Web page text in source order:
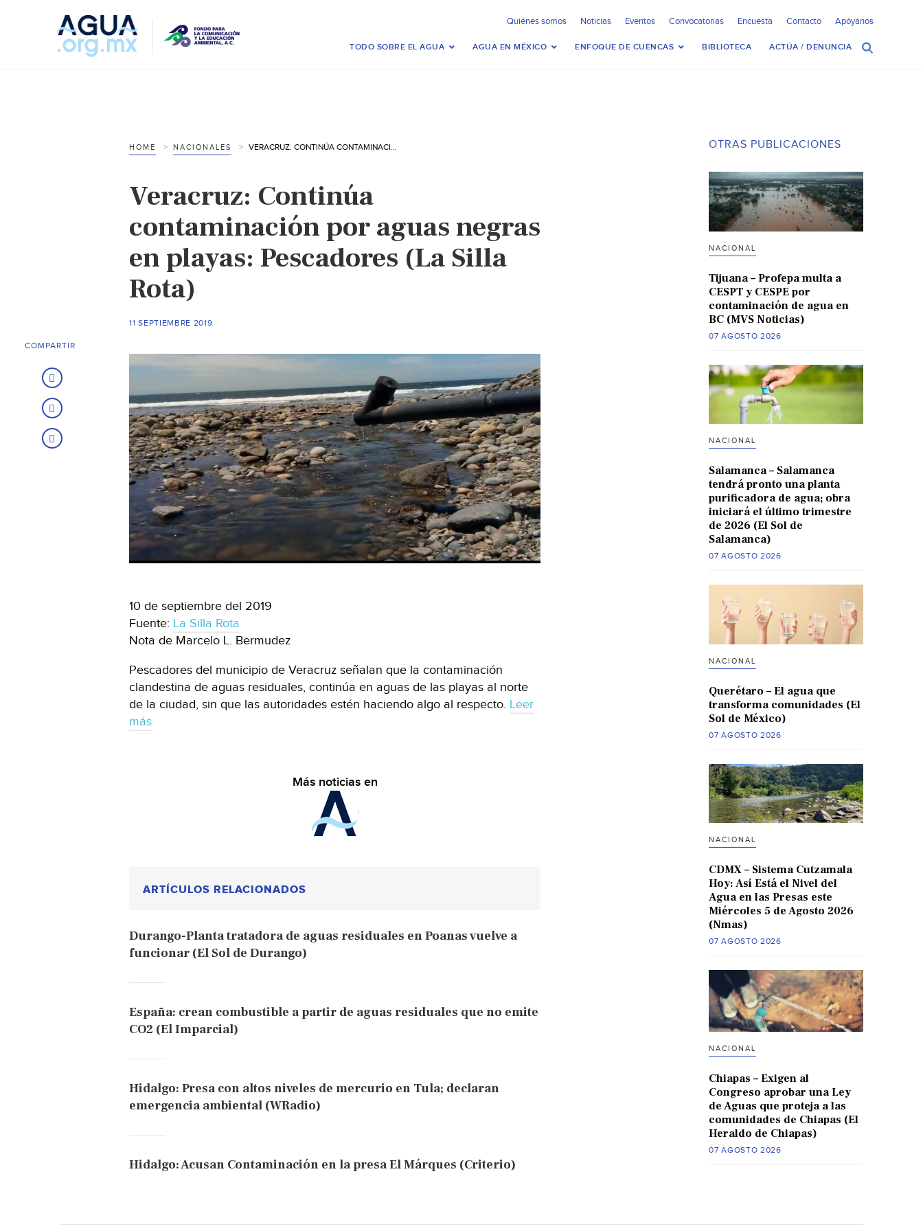
Quiénes somos Noticias Eventos Convocatorias Encuesta Contacto Apóyanos
TODO SOBRE EL AGUA AGUA EN MÉXICO ENFOQUE DE CUENCAS BIBLIOTECA ACTÚA / DENUNCIA
HOME NACIONALES VERACRUZ: CONTINÚA CONTAMINACIÓN POR AGUAS NEGRAS EN PLAYAS: PESCADORES (LA SILLA ROTA)
Veracruz: Continúa
contaminación por aguas negras
en playas: Pescadores (La Silla
Rota)
11 SEPTIEMBRE 2019
10 de septiembre del 2019
Fuente: La Silla Rota
Nota de Marcelo L. Bermudez
Pescadores del municipio de Veracruz señalan que la contaminación
clandestina de aguas residuales, continúa en aguas de las playas al norte
de la ciudad, sin que las autoridades estén haciendo algo al respecto. Leer
más
Más noticias en
ARTÍCULOS RELACIONADOS
Durango-Planta tratadora de aguas residuales en Poanas vuelve a
funcionar (El Sol de Durango)
España: crean combustible a partir de aguas residuales que no emite
CO2 (El Imparcial)
Hidalgo: Presa con altos niveles de mercurio en Tula; declaran
emergencia ambiental (WRadio)
Hidalgo: Acusan Contaminación en la presa El Márques (Criterio)
COMPARTIR
OTRAS PUBLICACIONES
NACIONAL
Tijuana – Profepa multa a
CESPT y CESPE por
contaminación de agua en
BC (MVS Noticias)
07 AGOSTO 2026
NACIONAL
Salamanca – Salamanca
tendrá pronto una planta
purificadora de agua; obra
iniciará el último trimestre
de 2026 (El Sol de
Salamanca)
07 AGOSTO 2026
NACIONAL
Querétaro – El agua que
transforma comunidades (El
Sol de México)
07 AGOSTO 2026
NACIONAL
CDMX – Sistema Cutzamala
Hoy: Así Está el Nivel del
Agua en las Presas este
Miércoles 5 de Agosto 2026
(Nmas)
07 AGOSTO 2026
NACIONAL
Chiapas – Exigen al
Congreso aprobar una Ley
de Aguas que proteja a las
comunidades de Chiapas (El
Heraldo de Chiapas)
07 AGOSTO 2026